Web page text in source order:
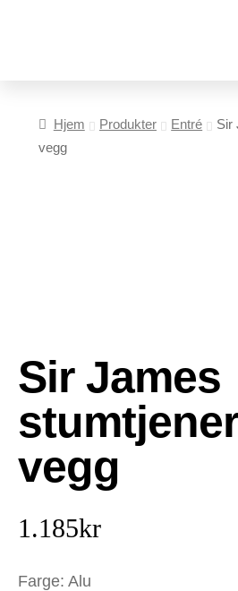
Hjem Produkter Entré
Sir
vegg
Sir James
vegg
1.185kr
Farge: Alu